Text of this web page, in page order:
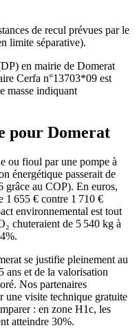
de recul prévues par le
limite séparative).
en mairie de Domerat
Cerfa n°13703*09 est
masse indiquant
pour Domerat
ou fioul par une pompe à
énergétique passerait de
au COP). En euros,
1 655 € contre 1 710 €
environnemental est tout
chuteraient de 5 540 kg à
se justifie pleinement au
ans et de la valorisation
Nos partenaires
une visite technique gratuite
: en zone H1c, les
atteindre 30%.